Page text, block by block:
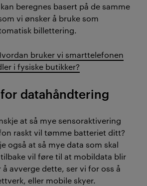
beregnes basert på de samme
vi ønsker å bruke som
billettering.
bruker vi smarttelefonen
i fysiske butikker?
datahåndtering
at så mye sensoraktivering
raskt vil tømme batteriet ditt?
også at så mye data som skal
vil føre til at mobildata blir
å avverge dette, ser vi for oss å
eller mobile skyer.